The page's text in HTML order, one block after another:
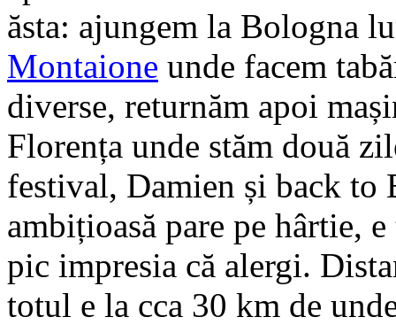
ăsta: ajungem la Bologna
Montaione unde facem
diverse, returnăm apoi
Florența unde stăm două
festival, Damien și back to
ambițioasă pare pe hârtie,
pic impresia că alergi.
totul e la cca 30 km de